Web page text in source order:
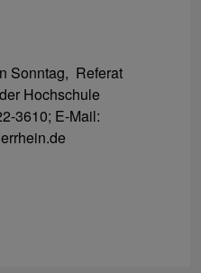
Sonntag, Referat
Hochschule
3610; E-Mail: